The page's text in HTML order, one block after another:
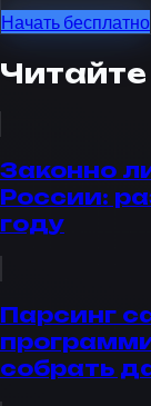
Начать бесплатно
Законно
России:
году
Парсинг
собрать